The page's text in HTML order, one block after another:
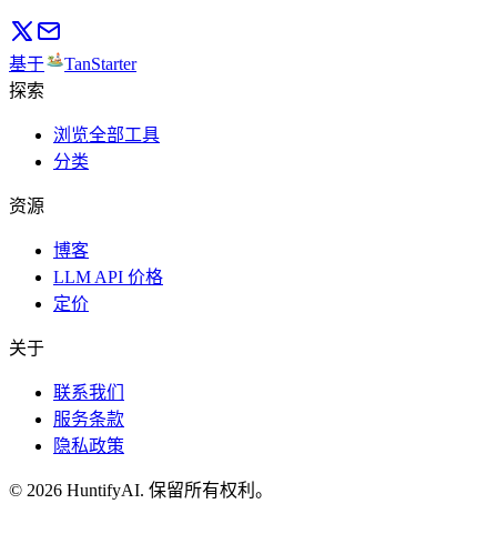
基于
TanStarter
探索
浏览全部工具
分类
资源
博客
LLM API 价格
定价
关于
联系我们
服务条款
隐私政策
© 2026 HuntifyAI. 保留所有权利。